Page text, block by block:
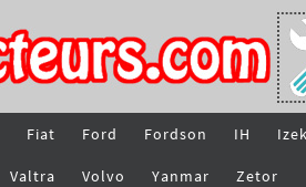
Fiat Ford Fordson IH
Valtra Volvo Yanmar Zetor